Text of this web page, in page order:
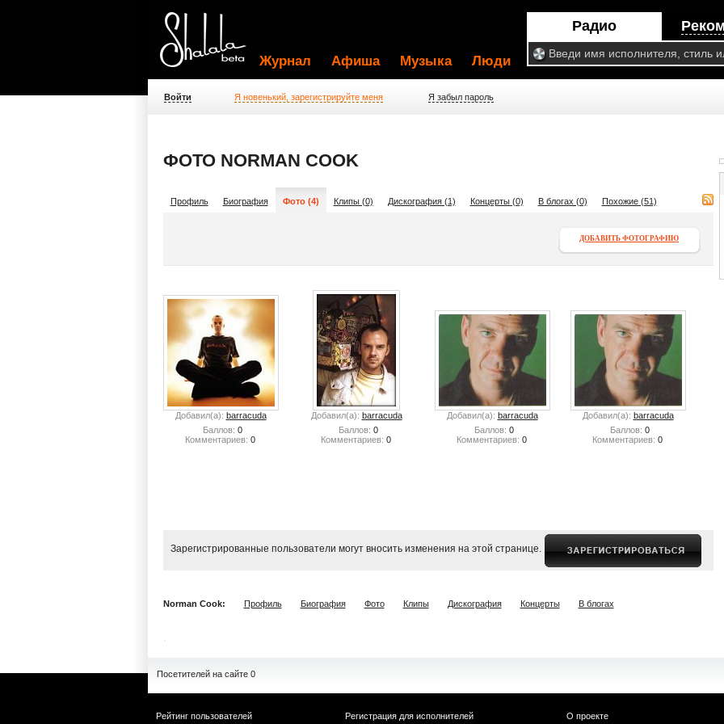
Радио
Журнал Афиша Музыка Люди
Войти Я новенький, зарегистрируйте меня Я забыл пароль
ФОТО NORMAN COOK
Профиль Биография Фото (4) Клипы (0) Дискография (1) Концерты (0) В блогах (0) Похожие (51)
ДОБАВИТЬ ФОТОГРАФИЮ
Добавил(а): barracuda
Баллов: 0
Комментариев: 0
Добавил(а): barracuda
Баллов: 0
Комментариев: 0
Добавил(а): barracuda
Баллов: 0
Комментариев: 0
Добавил(а): barracuda
Баллов: 0
Комментариев: 0
Зарегистрированные пользователи могут вносить изменения на этой странице.
Norman Cook: Профиль Биография Фото Клипы Дискография Концерты В блогах
Посетителей на сайте 0
Рейтинг пользователей
Регистрация для исполнителей
О проекте